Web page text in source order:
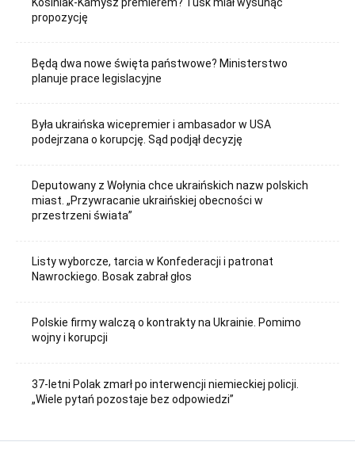
propozycję
Będą dwa nowe święta państwowe? Ministerstwo
planuje prace legislacyjne
Była ukraińska wicepremier i ambasador w USA
podejrzana o korupcję. Sąd podjął decyzję
Deputowany z Wołynia chce ukraińskich nazw polskich
miast. „Przywracanie ukraińskiej obecności w
przestrzeni świata”
Listy wyborcze, tarcia w Konfederacji i patronat
Nawrockiego. Bosak zabrał głos
Polskie firmy walczą o kontrakty na Ukrainie. Pomimo
wojny i korupcji
37-letni Polak zmarł po interwencji niemieckiej policji.
„Wiele pytań pozostaje bez odpowiedzi”